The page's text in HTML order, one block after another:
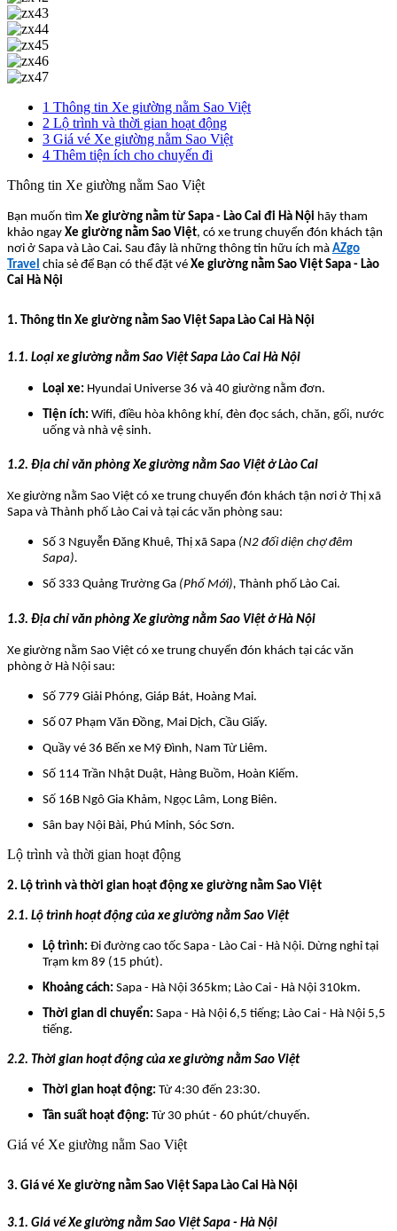
1 Thông tin Xe giường nằm Sao Việt
2 Lộ trình và thời gian hoạt động
3 Giá vé Xe giường nằm Sao Việt
4 Thêm tiện ích cho chuyến đi
Thông tin Xe giường nằm Sao Việt
Bạn muốn tìm Xe giường nằm từ Sapa - Lào Cai đi Hà Nội hãy tham
khảo ngay Xe giường nằm Sao Việt, có xe trung chuyển đón khách tận
nơi ở Sapa và Lào Cai. Sau đây là những thông tin hữu ích mà AZgo
Travel chia sẻ để Bạn có thể đặt vé Xe giường nằm Sao Việt Sapa - Lào
Cai Hà Nội
1. Thông tin Xe giường nằm Sao Việt Sapa Lào Cai Hà Nội
1.1. Loại xe giường nằm Sao Việt Sapa Lào Cai Hà Nội
Loại xe: Hyundai Universe 36 và 40 giường nằm đơn.
Tiện ích: Wifi, điều hòa không khí, đèn đọc sách, chăn, gối, nước
uống và nhà vệ sinh.
1.2. Địa chỉ văn phòng Xe giường nằm Sao Việt ở Lào Cai
Xe giường nằm Sao Việt có xe trung chuyển đón khách tận nơi ở Thị xã
Sapa và Thành phố Lào Cai và tại các văn phòng sau:
Số 3 Nguyễn Đăng Khuê, Thị xã Sapa (N2 đối diện chợ đêm
Sapa).
Số 333 Quảng Trường Ga (Phố Mới), Thành phố Lào Cai.
1.3. Địa chỉ văn phòng Xe giường nằm Sao Việt ở Hà Nội
Xe giường nằm Sao Việt có xe trung chuyển đón khách tại các văn
phòng ở Hà Nội sau:
Số 779 Giải Phóng, Giáp Bát, Hoàng Mai.
Số 07 Phạm Văn Đồng, Mai Dịch, Cầu Giấy.
Quầy vé 36 Bến xe Mỹ Đình, Nam Từ Liêm.
Số 114 Trần Nhật Duật, Hàng Buồm, Hoàn Kiếm.
Số 16B Ngô Gia Khảm, Ngọc Lâm, Long Biên.
Sân bay Nội Bài, Phú Minh, Sóc Sơn.
Lộ trình và thời gian hoạt động
2. Lộ trình và thời gian hoạt động xe giường nằm Sao Việt
2.1. Lộ trình hoạt động của xe giường nằm Sao Việt
Lộ trình: Đi đường cao tốc Sapa - Lào Cai - Hà Nội. Dừng nghỉ tại
Trạm km 89 (15 phút).
Khoảng cách: Sapa - Hà Nội 365km; Lào Cai - Hà Nội 310km.
Thời gian di chuyển: Sapa - Hà Nội 6,5 tiếng; Lào Cai - Hà Nội 5,5
tiếng.
2.2. Thời gian hoạt động của xe giường nằm Sao Việt
Thời gian hoạt động: Từ 4:30 đến 23:30.
Tần suất hoạt động: Từ 30 phút - 60 phút/chuyến.
Giá vé Xe giường nằm Sao Việt
3. Giá vé Xe giường nằm Sao Việt Sapa Lào Cai Hà Nội
3.1. Giá vé Xe giường nằm Sao Việt Sapa - Hà Nội